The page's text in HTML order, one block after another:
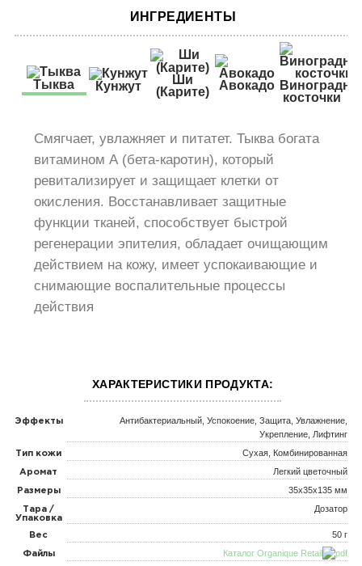
ИНГРЕДИЕНТЫ
Тыква Кунжут
Ши
(Карите)
Авокадо
косточки
Смягчает, увлажняет и питатет. Тыква богата
витамином А (бета-каротин), который
ревитализирует и защищает клетки от
окисления. Восстанавливает защитные
функции тканей, способствует быстрой
регенерации эпителия, обладает очищающим
действием на кожу, имеет успокаивающие и
снимающие воспалительные процессы
действия
ХАРАКТЕРИСТИКИ ПРОДУКТА:
Эффекты
Антибактериальный, Успокоение, Защита, Увлажнение,
Укрепление, Лифтинг
Тип кожи Сухая, Комбинированная
Аромат Легкий цветочный
Размеры 35x35x135 мм
Тара /
Упаковка
Дозатор
Вес 50 г
Файлы Каталог Organique Retail